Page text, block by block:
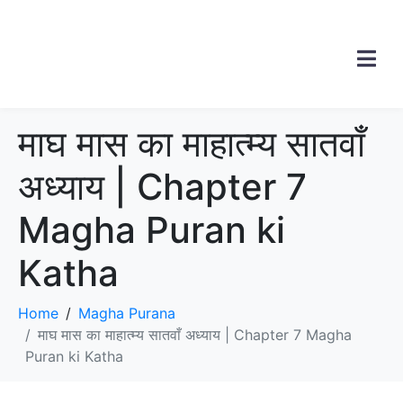
माघ मास का माहात्म्य सातवाँ
अध्याय | Chapter 7
Magha Puran ki
Katha
Home
Magha Purana
माघ मास का माहात्म्य सातवाँ अध्याय | Chapter 7 Magha
Puran ki Katha